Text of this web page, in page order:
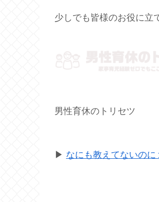
少しでも皆様のお役に立
男性育休のトリセツ
▶ なにも教えてないの